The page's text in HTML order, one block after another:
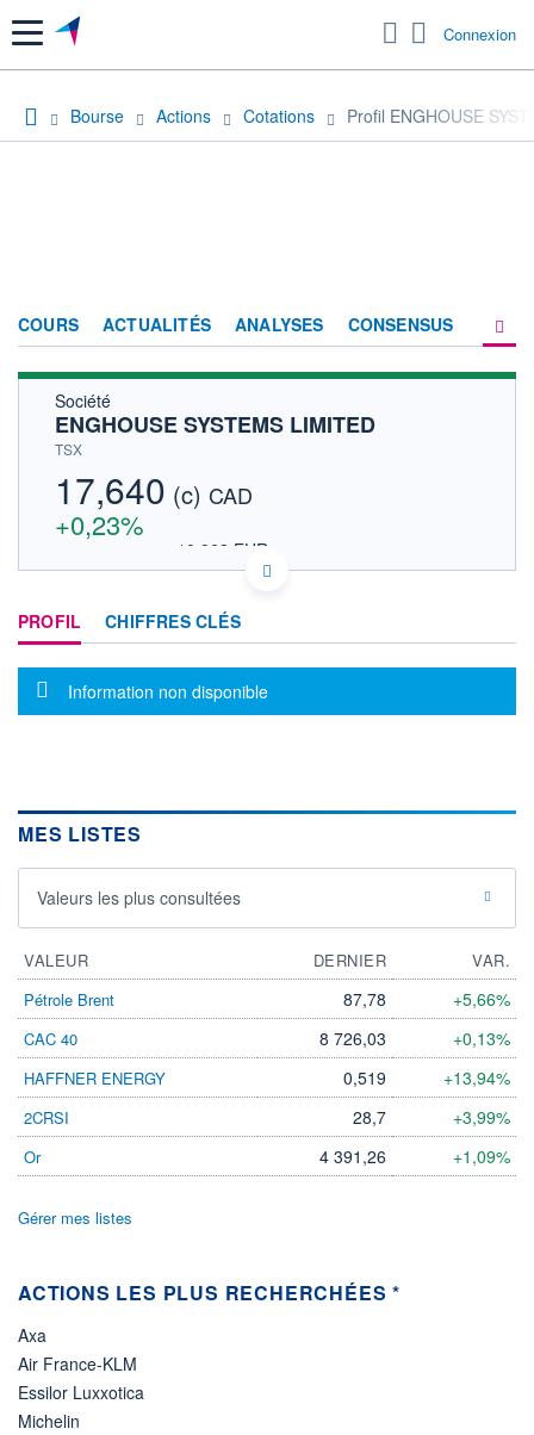
Menu Connexion
Bourse Actions Cotations Profil ENGHOUSE
COURS ACTUALITÉS ANALYSES CONSENSUS
Société
ENGHOUSE SYSTEMS LIMITED
TSX
17,640 (c) CAD
+0,23%
10,963 EUR
DONNÉES TEMPS DIFFÉRÉ
Politique d'exécution
0,000
+ HAUT
17,730
+ BAS
17,390
167 982
VALORISATION
959 MCAD BOURSIÈRE
946 MCAD
DERNIER ÉCHANGE
LIMITE À LA
HAUSSE
RENDEMENT
DERNIER DATE
DIVIDENDE
-
PROFIL CHIFFRES CLÉS
Message d'information
Information non disponible
MES LISTES
Valeurs les plus consultées
VALEUR DERNIER
VAR.
Pétrole Brent
87,78 +5,66%
CAC 40 8 726,03 +0,13%
HAFFNER ENERGY 0,519 +13,94%
2CRSI 28,7 +3,99%
Or 4 391,26 +1,09%
Gérer mes listes
ACTIONS LES PLUS RECHERCHÉES *
Axa
Air France-KLM
Essilor Luxxotica
Michelin